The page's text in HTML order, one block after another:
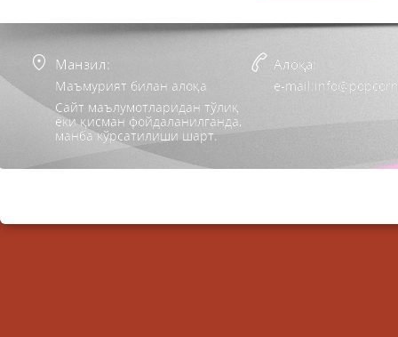
Манзил:
Маъмурият билан алоқа
Сайт маълумотларидан тўлиқ
ёки қисман фойдаланилганда,
манба кўрсатилиши шарт.
Алоқа:
e-